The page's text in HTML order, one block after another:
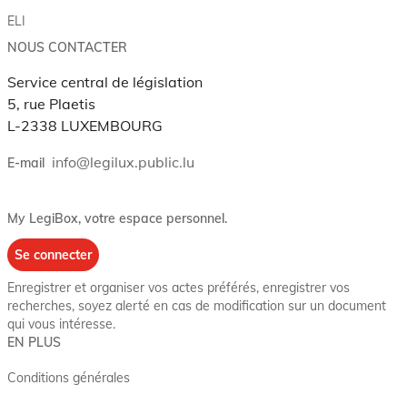
ELI
NOUS CONTACTER
Service central de législation
5, rue Plaetis
L-2338 LUXEMBOURG
E-mail info@legilux.public.lu
My LegiBox, votre espace personnel.
Se connecter
Enregistrer et organiser vos actes préférés, enregistrer vos
recherches, soyez alerté en cas de modification sur un document
qui vous intéresse.
EN PLUS
Conditions générales